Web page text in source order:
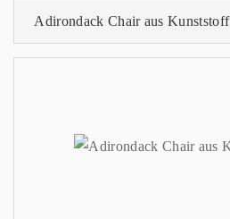
Adirondack Chair aus